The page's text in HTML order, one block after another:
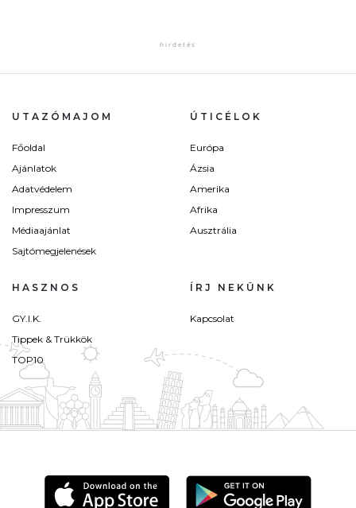
UTAZÓMAJOM
Főoldal
Ajánlatok
Adatvédelem
Impresszum
Médiaajánlat
Sajtómegjelenések
ÚTICÉLOK
Európa
Ázsia
Amerika
Afrika
Ausztrália
HASZNOS
GY.I.K.
Tippek & Trükkök
TOP10
ÍRJ NEKÜNK
Kapcsolat